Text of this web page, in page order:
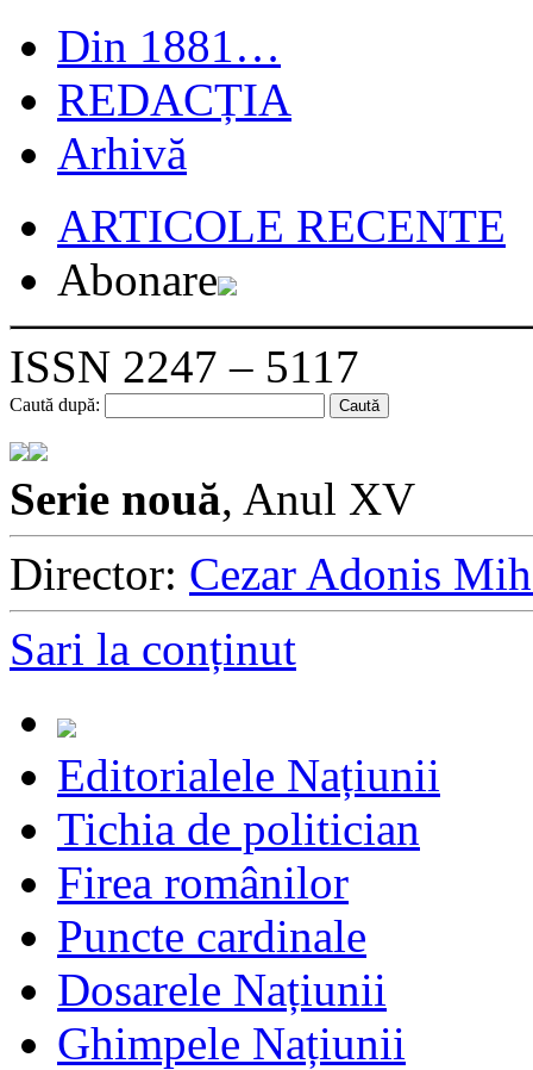
Din 1881…
REDACȚIA
Arhivă
ARTICOLE RECENTE
Abonare
ISSN 2247 – 5117
Caută după:
Serie nouă, Anul XV
Director: Cezar Adonis
Sari la conținut
Editorialele Națiunii
Tichia de politician
Firea românilor
Puncte cardinale
Dosarele Națiunii
Ghimpele Națiunii